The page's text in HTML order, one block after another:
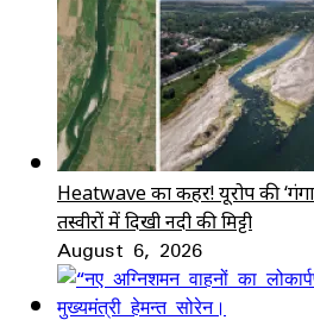
Heatwave का कहर! यूरोप की
तस्वीरों में दिखी नदी की मिट्टी
August 6, 2026